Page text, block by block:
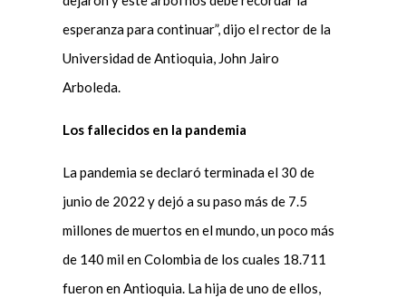
esperanza para continuar”, dijo el rector de la
Universidad de Antioquia, John Jairo
Arboleda.
Los fallecidos en la pandemia
La pandemia se declaró terminada el 30 de
junio de 2022 y dejó a su paso más de 7.5
millones de muertos en el mundo, un poco más
de 140 mil en Colombia de los cuales 18.711
fueron en Antioquia. La hija de uno de ellos,